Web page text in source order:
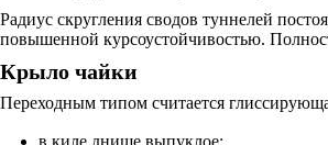
Радиус скругления сводов туннелей
повышенной курсоустойчивостью.
Крыло чайки
Переходным типом считается